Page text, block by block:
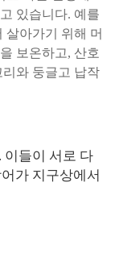
있습니다. 예를
살아가기 위해 머
보온하고, 산호
와 둥글고 납작
이들이 서로 다
가 지구상에서